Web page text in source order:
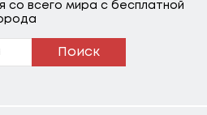
со всего мира с бесплатной
Поиск